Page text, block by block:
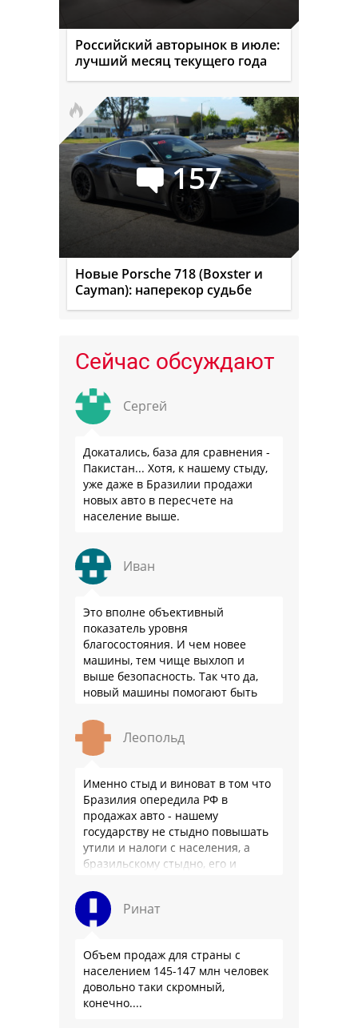
Российский авторынок в июле:
лучший месяц текущего года
157
Новые Porsche 718 (Boxster и
Cayman): наперекор судьбе
Сейчас обсуждают
Сергей
Докатались, база для сравнения -
Пакистан... Хотя, к нашему стыду,
уже даже в Бразилии продажи
новых авто в пересчете на
население выше.
Иван
Это вполне объективный
показатель уровня
благосостояния. И чем новее
машины, тем чище выхлоп и
выше безопасность. Так что да,
новый машины помогают быть
Леопольд
Именно стыд и виноват в том что
Бразилия опередила РФ в
продажах авто - нашему
государству не стыдно повышать
утили и налоги с населения, а
бразильскому стыдно, его и
Ринат
Объем продаж для страны с
населением 145-147 млн человек
довольно таки скромный,
конечно....